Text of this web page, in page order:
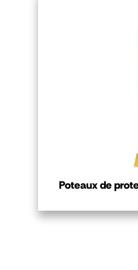
Poteaux de